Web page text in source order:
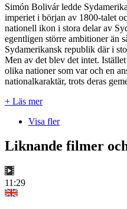
Simón Bolivár ledde
imperiet i början av 1800-talet
nationell ikon i stora delar av
egentligen större ambitioner än
Sydamerikansk republik där i
Men av det blev det intet.
olika nationer som var och en
nationalkaraktär, trots deras
+ Läs mer
Visa fler
Liknande filmer
11:29